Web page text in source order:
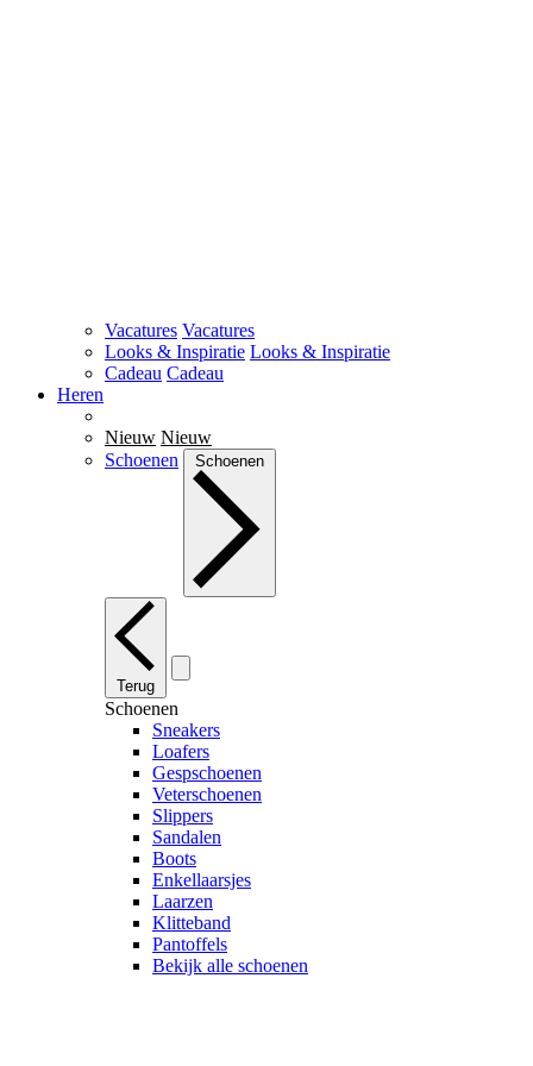
Vacatures Vacatures
Looks & Inspiratie Looks & Inspiratie
Cadeau Cadeau
Heren
Nieuw Nieuw
Schoenen
Schoenen
Terug
Schoenen
Sneakers
Loafers
Gespschoenen
Veterschoenen
Slippers
Sandalen
Boots
Enkellaarsjes
Laarzen
Klitteband
Pantoffels
Bekijk alle schoenen